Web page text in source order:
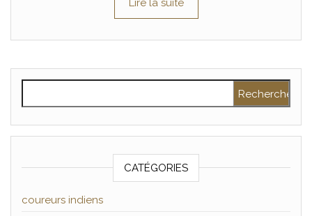
Lire la suite
CATÉGORIES
coureurs indiens